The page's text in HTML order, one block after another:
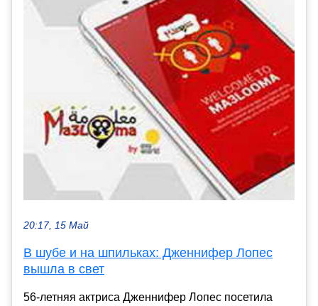
20:17, 15 Май
В шубе и на шпильках: Дженнифер Лопес
вышла в свет
56-летняя актриса Дженнифер Лопес посетила